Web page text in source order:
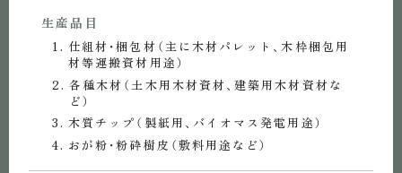
生産品目
仕組材・梱包材（主に木材パレット、木枠梱包用
材等運搬資材用途）
各種木材（土木用木材資材、建築用木材資材な
ど）
木質チップ（製紙用、バイオマス発電用途）
おが粉・粉砕樹皮（敷料用途など）